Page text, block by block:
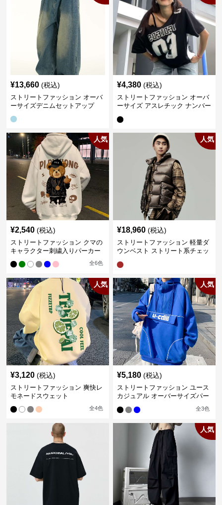
¥13,660 (税込)
ストリートファッション オーバ
ーサイズデニムセットアップ
¥4,380 (税込)
ストリートファッション オーバ
ーサイズ アスレチック ナンバー
人気
¥2,540 (税込)
ストリートファッション クマの
キャラクター刺繍入りパーカー
全6色
人気
¥18,960 (税込)
ストリートファッション 軽量ダ
ウンベスト ストリート系チェッ
人気
¥3,120 (税込)
ストリートファッション 爽快レ
モネードスウェット
全4色
人気
¥5,180 (税込)
ストリートファッション ユース
カジュアル オーバーサイズパー
全3色
人気